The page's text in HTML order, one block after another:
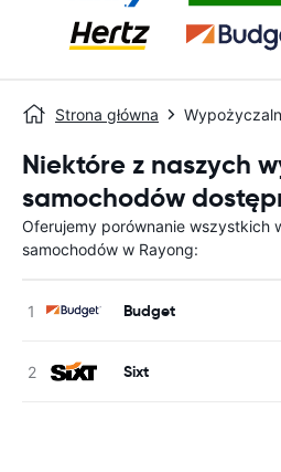
Strona główna
Niektóre z naszych
samochodów
Oferujemy porównanie wszystkich
samochodów w Rayong:
Budget
Sixt